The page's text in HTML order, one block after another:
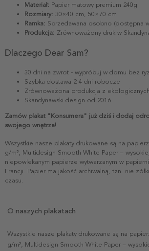
Materiał: Papier matowy premium 240g
Rozmiary: 30×40 cm, 50×70 cm
Ramka: Sprzedawana osobno (dostępna
Produkcja: Zrównoważony druk w
Dlaczego Dear Sam?
30 dni na zwrot - wypróbuj w domu bez
Szybka dostawa 2-4 dni robocze
Zrównoważona produkcja z
Skandynawski design od 2016
Zamów plakat "Konsumera" już dziś i dodaj
swojego wnętrza!
Wszystkie nasze plakaty drukowane są na
g/m², Multidesign Smooth White Paper –
niepowlekanym papierze wytwarzanym w
Francji. Papier ma jakość archiwalną, tzn. nie
czasu.
O naszych plakatach
Wszystkie nasze plakaty drukowane są na
g/m², Multidesign Smooth White Paper –